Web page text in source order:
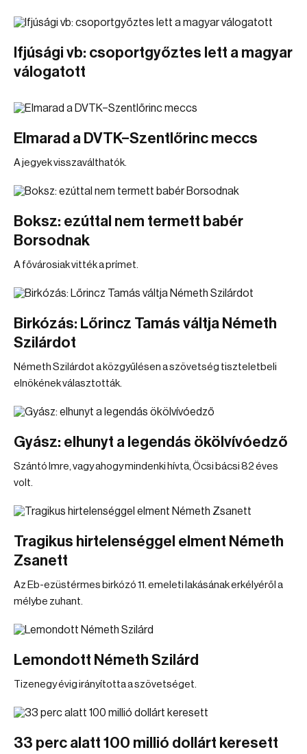
Ifjúsági vb: csoportgyőztes lett a magyar
válogatott
Elmarad a DVTK–Szentlőrinc meccs
A jegyek visszaválthatók.
Boksz: ezúttal nem termett babér
Borsodnak
A fővárosiak vitték a prímet.
Birkózás: Lőrincz Tamás váltja Németh
Szilárdot
Németh Szilárdot a közgyűlésen a szövetség tiszteletbeli
elnökének választották.
Gyász: elhunyt a legendás ökölvívóedző
Szántó Imre, vagy ahogy mindenki hívta, Öcsi bácsi 82 éves
volt.
Tragikus hirtelenséggel elment Németh
Zsanett
Az Eb-ezüstérmes birkózó 11. emeleti lakásának erkélyéről a
mélybe zuhant.
Lemondott Németh Szilárd
Tizenegy évig irányította a szövetséget.
33 perc alatt 100 millió dollárt keresett